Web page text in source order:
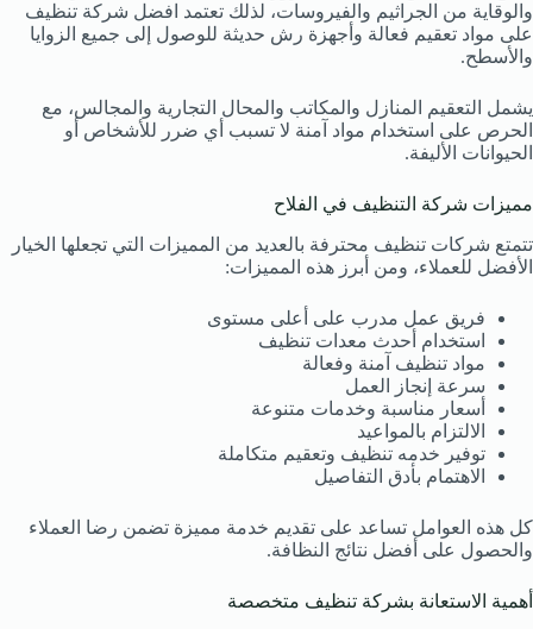
والوقاية من الجراثيم والفيروسات، لذلك تعتمد افضل شركة تنظيف
على مواد تعقيم فعالة وأجهزة رش حديثة للوصول إلى جميع الزوايا
والأسطح.
يشمل التعقيم المنازل والمكاتب والمحال التجارية والمجالس، مع
الحرص على استخدام مواد آمنة لا تسبب أي ضرر للأشخاص أو
الحيوانات الأليفة.
مميزات شركة التنظيف في الفلاح
تتمتع شركات تنظيف محترفة بالعديد من المميزات التي تجعلها الخيار
الأفضل للعملاء، ومن أبرز هذه المميزات:
فريق عمل مدرب على أعلى مستوى
استخدام أحدث معدات تنظيف
مواد تنظيف آمنة وفعالة
سرعة إنجاز العمل
أسعار مناسبة وخدمات متنوعة
الالتزام بالمواعيد
توفير خدمه تنظيف وتعقيم متكاملة
الاهتمام بأدق التفاصيل
كل هذه العوامل تساعد على تقديم خدمة مميزة تضمن رضا العملاء
والحصول على أفضل نتائج النظافة.
أهمية الاستعانة بشركة تنظيف متخصصة